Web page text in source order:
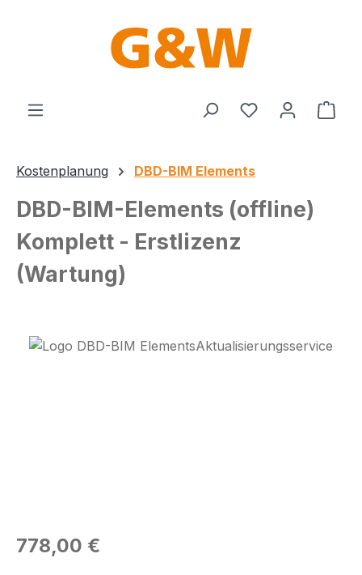
Du hast 0
Kostenplanung DBD-BIM Elements
DBD-BIM-Elements (offline)
Komplett - Erstlizenz
(Wartung)
Bildergalerie überspringen
Regulärer Preis:
778,00 €